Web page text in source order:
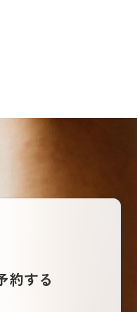
約する